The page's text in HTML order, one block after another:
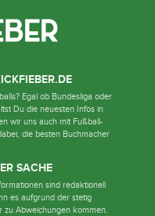
Egal ob Bundesliga oder
Du die neuesten Infos in
wir uns auch mit Fußball-
die besten Buchmacher
SACHE
sind redaktionell
es aufgrund der stetig
zu Abweichungen kommen.